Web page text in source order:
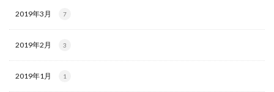
2019年3月 7
2019年2月 3
2019年1月 1